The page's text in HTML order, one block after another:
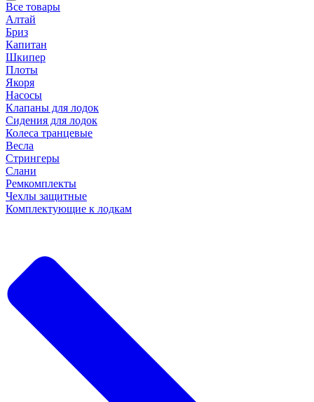
Все товары
Алтай
Бриз
Капитан
Шкипер
Плоты
Якоря
Насосы
Клапаны для лодок
Сидения для лодок
Колеса транцевые
Весла
Стрингеры
Слани
Ремкомплекты
Чехлы защитные
Комплектующие к лодкам